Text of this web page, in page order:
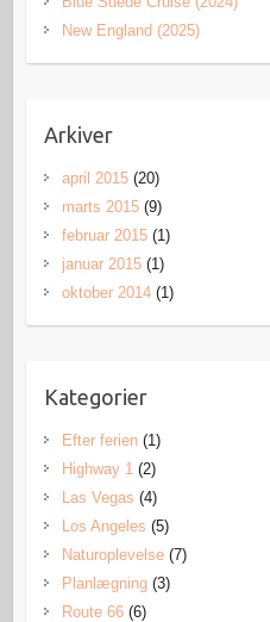
New England (2025)
Arkiver
april 2015(20)
marts 2015(9)
februar 2015(1)
januar 2015(1)
oktober 2014(1)
Kategorier
Efter ferien(1)
Highway 1 (2)
Las Vegas (4)
Los Angeles (5)
Naturoplevelse(7)
Planlægning(3)
Route 66(6)